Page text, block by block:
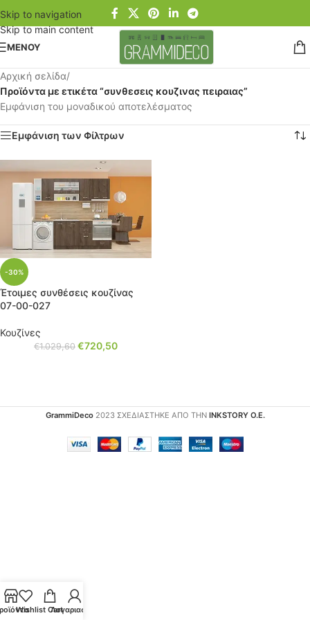
Skip to navigation
Skip to main content
ΜΕΝΟΥ
Αρχική σελίδα/
Προϊόντα με ετικέτα “συνθεσεις κουζινας πειραιας”
Εμφάνιση του μοναδικού αποτελέσματος
Εμφάνιση των Φίλτρων
-30%
Έτοιμες συνθέσεις κουζίνας
07-00-027
Κουζίνες
€1.029,60 €720,50
GrammiDeco 2023 ΣΧΕΔΙΑΣΤΗΚΕ ΑΠΟ ΤΗΝ INKSTORY Ο.Ε.
Wishlist Cart
Λογαριασμός